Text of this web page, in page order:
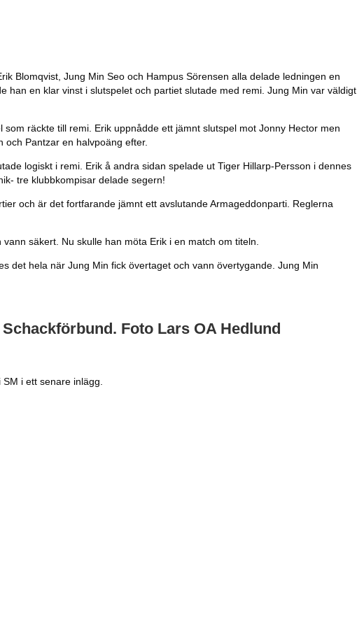
Blomqvist, Jung Min Seo och Hampus Sörensen alla delade ledningen en
han en klar vinst i slutspelet och partiet slutade med remi. Jung Min var väldigt
räckte till remi. Erik uppnådde ett jämnt slutspel mot Jonny Hector men
Pantzar en halvpoäng efter.
logiskt i remi. Erik å andra sidan spelade ut Tiger Hillarp-Persson i dennes
tre klubbkompisar delade segern!
och är det fortfarande jämnt ett avslutande Armageddonparti. Reglerna
säkert. Nu skulle han möta Erik i en match om titeln.
det hela när Jung Min fick övertaget och vann övertygande. Jung Min
Foto Lars OA Hedlund
i ett senare inlägg.